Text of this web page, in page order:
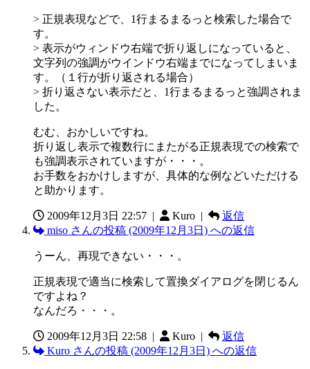
> 正規表現などで、1行まるまるっと検索した場合で
す。
> 表示がウィンドウ右端で折り返しになっていると、
文字列の強調がウインドウ右端までになってしまいま
す。（１行が折り返される場合）
> 折り返さない表示だと、1行まるまるっと強調されま
した。
むむ、おかしいですね。
折り返し表示で複数行にまたがる正規表現での検索で
も強調表示されていますが・・・。
お手数をおかけしますが、具体的な例などいただける
と助かります。
2009年12月3日 22:57 | Kuro |
返信
miso さんの投稿 (2009年12月3日) への返信
うーん、再現できない・・・。
正規表現で適当に検索して置換ダイアログを閉じるん
ですよね？
なんだろ・・・。
2009年12月3日 22:58 | Kuro |
返信
Kuro さんの投稿 (2009年12月3日) への返信